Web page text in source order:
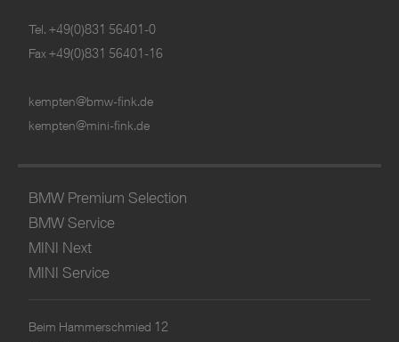
Tel. +49(0)831 56401-0
Fax +49(0)831 56401-16
kempten@bmw-fink.de
kempten@mini-fink.de
BMW Premium Selection
BMW Service
MINI Next
MINI Service
Beim Hammerschmied 12